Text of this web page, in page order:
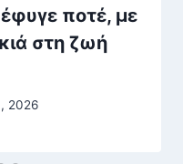
ποτέ, με
στη ζωή
2026